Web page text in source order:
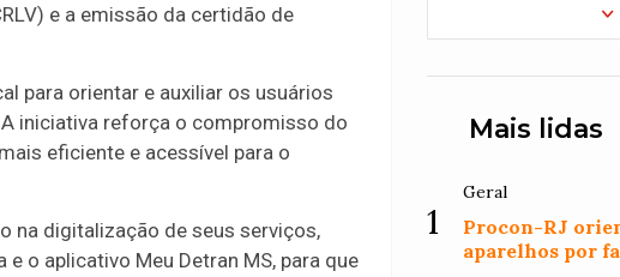
e a emissão da certidão de
para orientar e auxiliar os usuários
iniciativa reforça o compromisso do
eficiente e acessível para o
na digitalização de seus serviços,
o aplicativo Meu Detran MS, para que
Mais lidas
1
Geral
Procon-RJ
aparelhos por